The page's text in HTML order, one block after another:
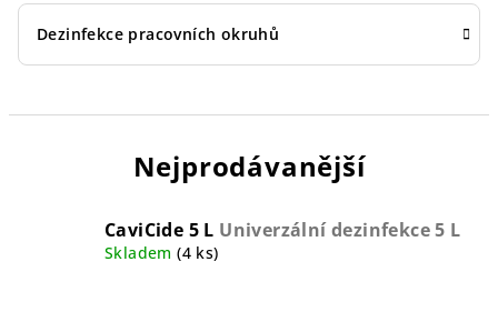
Dezinfekce pracovních okruhů
Nejprodávanější
CaviCide 5 L Univerzální dezinfekce 5 L
Skladem(4 ks)